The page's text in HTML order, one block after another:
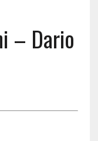
– Dario